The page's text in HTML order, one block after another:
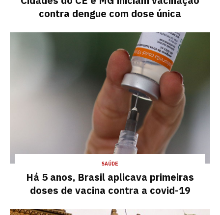
contra dengue com dose única
SAÚDE
Há 5 anos, Brasil aplicava primeiras
doses de vacina contra a covid-19